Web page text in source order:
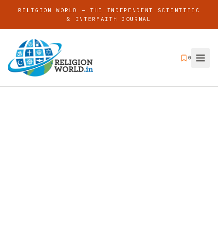
RELIGION WORLD — THE INDEPENDENT SCIENTIFIC
& INTERFAITH JOURNAL
0